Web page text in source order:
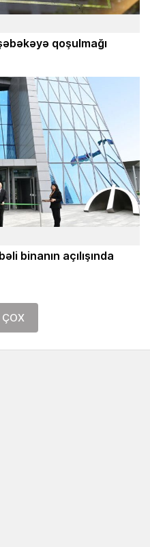
qoşulmağı
binanın açılışında